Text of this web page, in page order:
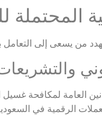
المحتملة
من يسعى إلى
لا تزال القوانين العامة
الرقمية في